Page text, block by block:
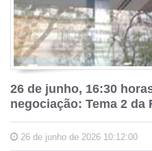
26 de junho, 16:30
negociação: Tema 2 da
26 de junho de 2026 10:12:00